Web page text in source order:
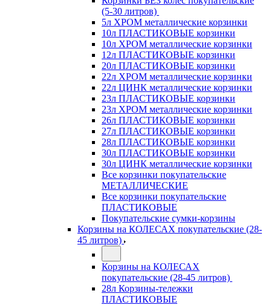
(5-30 литров)
5л ХРОМ металлические корзинки
10л ПЛАСТИКОВЫЕ корзинки
10л ХРОМ металлические корзинки
12л ПЛАСТИКОВЫЕ корзинки
20л ПЛАСТИКОВЫЕ корзинки
22л ХРОМ металлические корзинки
22л ЦИНК металлические корзинки
23л ПЛАСТИКОВЫЕ корзинки
23л ХРОМ металлические корзинки
26л ПЛАСТИКОВЫЕ корзинки
27л ПЛАСТИКОВЫЕ корзинки
28л ПЛАСТИКОВЫЕ корзинки
30л ПЛАСТИКОВЫЕ корзинки
30л ЦИНК металлические корзинки
Все корзинки покупательские
МЕТАЛЛИЧЕСКИЕ
Все корзинки покупательские
ПЛАСТИКОВЫЕ
Покупательские сумки-корзины
Корзины на КОЛЕСАХ покупательские (28-
45 литров)
Корзины на КОЛЕСАХ
покупательские (28-45 литров)
28л Корзины-тележки
ПЛАСТИКОВЫЕ